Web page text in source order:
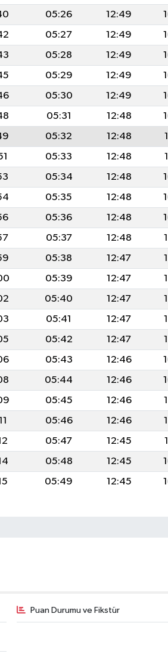
05:26 12:49
05:27 12:49
05:28 12:49
05:29 12:49
05:30 12:49
05:31 12:48
05:32 12:48
05:33 12:48
05:34 12:48
05:35 12:48
05:36 12:48
05:37 12:48
05:38 12:47
05:39 12:47
05:40 12:47
05:41 12:47
05:42 12:47
05:43 12:46
05:44 12:46
05:45 12:46
05:46 12:46
05:47 12:45
05:48 12:45
05:49 12:45
Puan Durumu ve Fikstür